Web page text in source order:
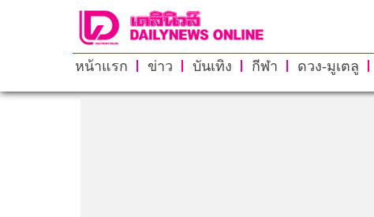
หน้าแรก ข่าว บันเทิง กีฬา ดวง-มูเตลู